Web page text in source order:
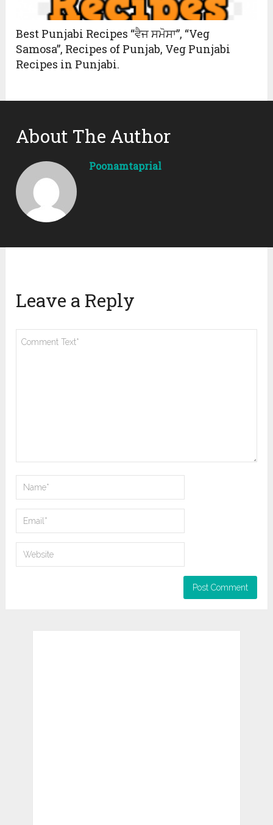
Best Punjabi Recipes “ਵੈਜ ਸਮੋਸਾ”, “Veg
Samosa”, Recipes of Punjab, Veg Punjabi
Recipes in Punjabi.
About The Author
Poonamtaprial
Leave a Reply